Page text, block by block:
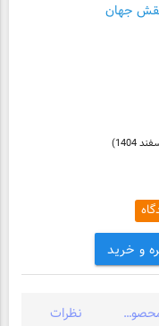
نقش جهان
و خرید
سایر محصولات شرکت نظرات